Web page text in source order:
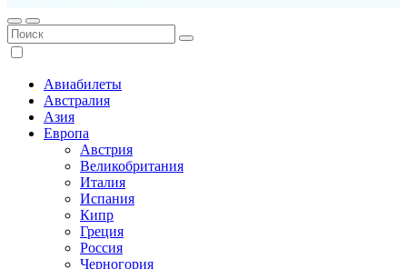
Авиабилеты
Австралия
Азия
Европа
Австрия
Великобритания
Италия
Испания
Кипр
Греция
Россия
Черногория